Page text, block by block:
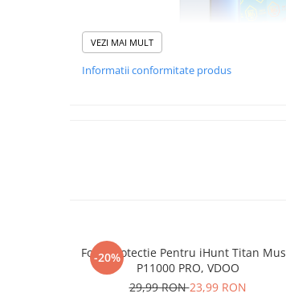
Materialul folosit
Nano
Acestag
mii de cioburi
VEZI MAI MULT
Informatii conformitate produs
-20%
Folie Protectie Pentru iHunt Titan
P11000 PRO, VDOO
29,99 RON23,99 RON